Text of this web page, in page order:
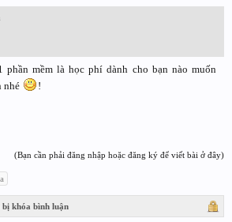
phần mềm là học phí dành cho bạn nào muốn
nhé
!
(Bạn cần phải đăng nhập hoặc đăng ký để viết bài ở đây)
bị khóa bình luận